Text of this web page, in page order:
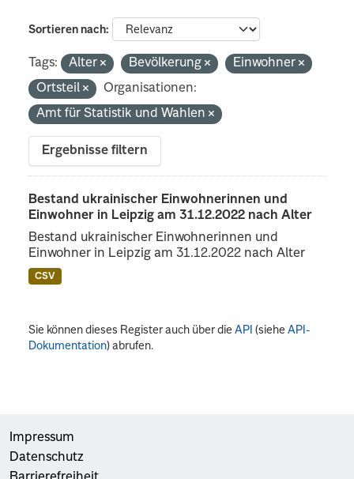
Sortieren nach
Tags: Alter Bevölkerung
Einwohner
Ortsteil
Organisationen:
Amt für Statistik und Wahlen
Ergebnisse filtern
Bestand ukrainischer Einwohnerinnen und
Einwohner in Leipzig am 31.12.2022 nach Alter
Bestand ukrainischer Einwohnerinnen und
Einwohner in Leipzig am 31.12.2022 nach Alter
CSV
Sie können dieses Register auch über dieAPI (sieheAPI-
Dokumentation) abrufen.
Impressum
Datenschutz